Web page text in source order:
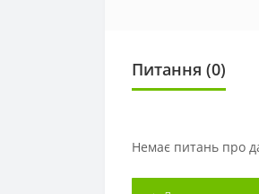
Питання (0)
Немає питань про